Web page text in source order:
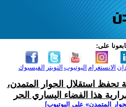
على:
الفيسبوك التويتر اليوتيوب الانستغرام
تحفظ استقلال الحوار المتمدن،
هذا الفضاء اليساري الحر
المتمدن» على اليوتيوب]